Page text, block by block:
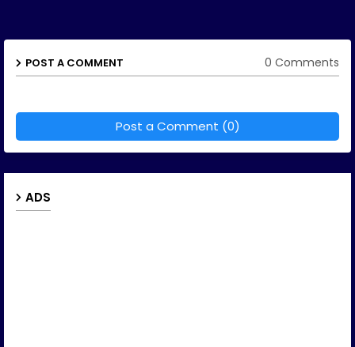
POST A COMMENT 0 Comments
Post a Comment (0)
ADS